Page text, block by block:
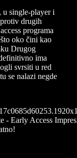
u single-player i
drugih
programa
oko čini kao
Drugog
ima
svrsiti u red
se nalazi negde